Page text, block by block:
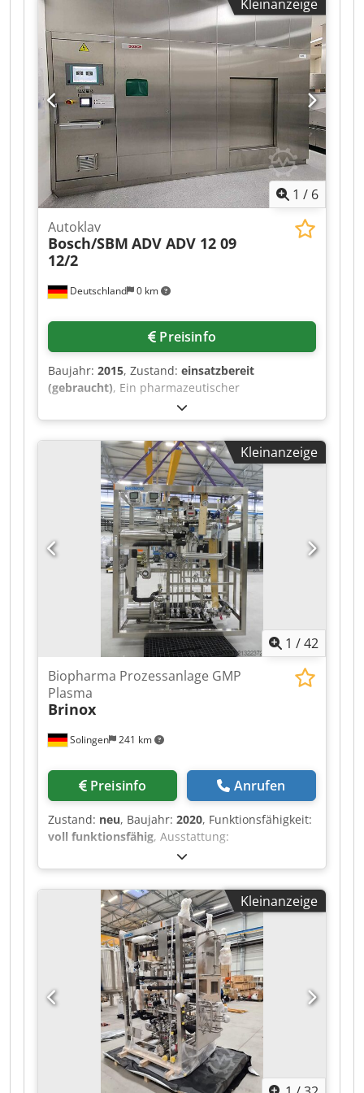
1 Trockner mit 2 Motoren 2 Transformatoren
12V–15V, 1200A Djdpfx Akoy Hcmte Deck 1
Transformator 12V–15V, 4000A 1 Öltransformator
2 Pumpen mit einer Spannung von 400V
(Drehstrom) und einer Leistung von 1,5 kW Bei
Bedarf können wir auch eine
Wasseraufbereitungsanlage sowie eine Anlage
zur Herstellung von VE-Wasser (DEMI) anbieten.
Kleinanzeige
1 / 6
Deutschland 0 km
Autoklav
Bosch/SBM ADV ADV 12 09
12/2
Preisinfo
Baujahr: 2015, Zustand: einsatzbereit
(gebraucht), Ein pharmazeutischer
Sterilisationsautoklav Bosch (Schoeller-
Bleckmann Medizintechnik) steht zur Verfügung.
Bauform: horizontal, Türen: 2, Kammervolumen:
ca. 1800l, Prozessverfahren:
Vakuum/Dampf/Sterilisation, Sterilisationsgut:
poröse Güter/feste Geräte/Bauteile, max.
Flüssigproduktvolumen: 50ml. Dokumentation
vorhanden. Eine Besichtigung vor Ort ist
möglich. Dcedpfxsyuyvys Ak Dek
Kleinanzeige
1 /42
Solingen 241 km
Biopharma Prozessanlage GMP
Plasma
Brinox
Preisinfo Anrufen
Zustand: neu, Baujahr: 2020, Funktionsfähigkeit:
voll funktionsfähig, Ausstattung:
Dokumentation/Handbuch
ein vollständig beschafftes, modular
aufgebautes GMP-Prozesssystem zur Herstellung
von C1-Esterase-Inhibitor (C1-INH) aus
Humanplasma. Die Anlage wurde
engineeringseitig geplant, beschafft und FAT-
vollständig erledigt, jedoch nie installiert und
nie in Betrieb genommen. Es handelt sich
ausdrücklich nicht um eine gebrauchte Linie,
sondern um ein fabrikneues Projekt- und
Modulpaket. Baujahr: 2020 Zustand: fabrikneu,
originalverpackt Betriebsstunden: 0 Lagerung:
temperiert eingelagert SYSTEMUMFANG
(AUSZUG MIT STÜCKZAHLEN) Adsorption /
Kleinanzeige